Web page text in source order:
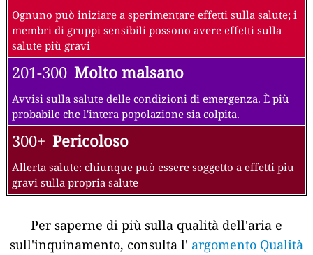
Ognuno può iniziare a sperimentare effetti sulla salute; i
membri di gruppi sensibili possono avere effetti sulla
salute più gravi
201-300 Molto malsano
Avvisi sulla salute delle condizioni di emergenza. È più
probabile che l'intera popolazione sia colpita.
300+ Pericoloso
Allerta salute: chiunque può essere soggetto a effetti piu
gravi sulla propria salute
Per saperne di più sulla qualità dell'aria e
sull'inquinamento, consulta l' argomento Qualità